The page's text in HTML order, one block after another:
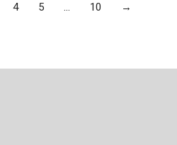
4 5 … 10 →